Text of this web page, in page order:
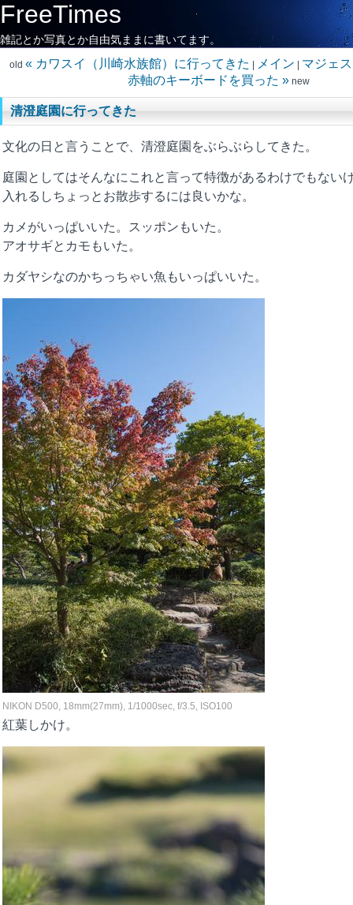
FreeTimes
雑記とか写真とか自由気ままに書いてます。
old « カワスイ（川崎水族館）に行ってきた メイン
マジェ
赤軸のキーボードを買った » new
清澄庭園に行ってきた
文化の日と言うことで、清澄庭園をぶらぶらしてきた。
庭園としてはそんなにこれと言って特徴があるわけでもない
入れるしちょっとお散歩するには良いかな。
カメがいっぱいいた。スッポンもいた。
アオサギとカモもいた。
カダヤシなのかちっちゃい魚もいっぱいいた。
NIKON D500, 18mm(27mm), 1/1000sec, f/3.5, ISO100
紅葉しかけ。